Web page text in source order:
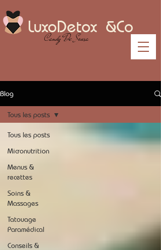
Candy De Sousa
LuxoDetox &Co
Blog
Tous les posts
Micronutrition
Menus &
recettes
Soins &
Massages
Tatouage
Paramédical
Conseils &
Tous les posts